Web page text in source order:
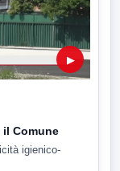
▶
il Comune
igienico-